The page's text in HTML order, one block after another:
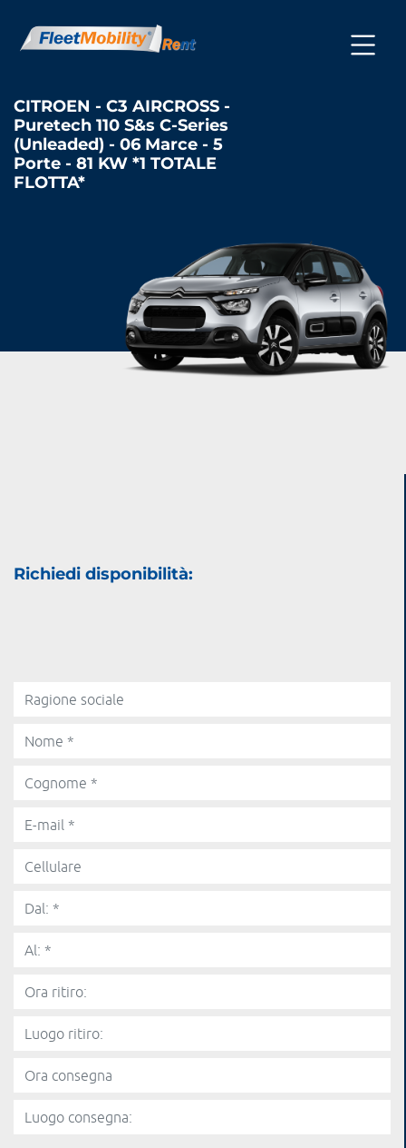
CITROEN - C3 AIRCROSS -
Puretech 110 S&s C-Series
(Unleaded) - 06 Marce - 5
Porte - 81 KW *1 TOTALE
FLOTTA*
Richiedi disponibilità: